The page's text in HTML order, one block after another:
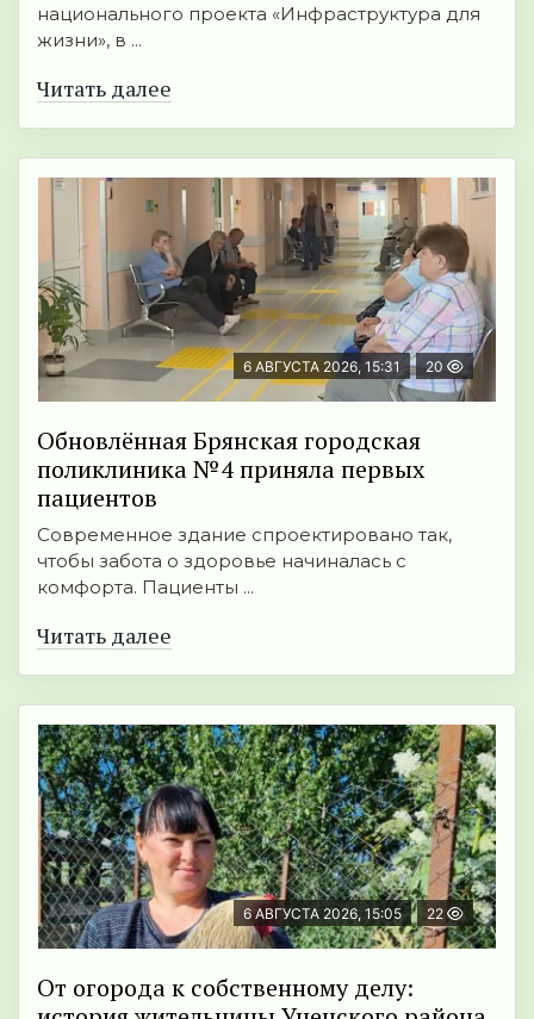
национального проекта «Инфраструктура для
жизни», в ...
Читать далее
6 АВГУСТА 2026, 15:31 20
Обновлённая Брянская городская
поликлиника №4 приняла первых
пациентов
Современное здание спроектировано так,
чтобы забота о здоровье начиналась с
комфорта. Пациенты ...
Читать далее
6 АВГУСТА 2026, 15:05 22
От огорода к собственному делу: